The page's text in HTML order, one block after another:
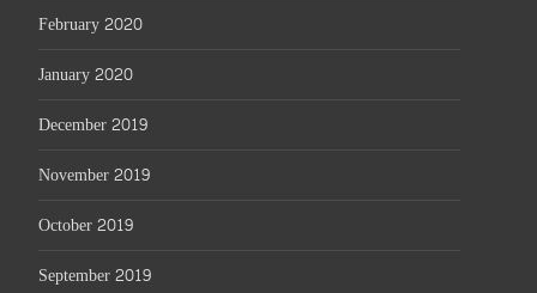
February 2020
January 2020
December 2019
November 2019
October 2019
September 2019